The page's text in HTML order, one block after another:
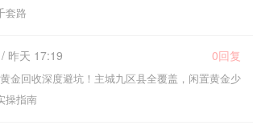
套路
昨天 17:19 0回复
金回收深度避坑！主城九区县全覆盖，闲置黄金少
操指南